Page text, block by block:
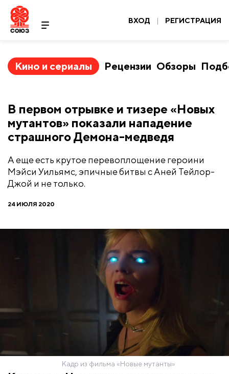
ВХОД | РЕГИСТРАЦИЯ
Кино и сериалы Рецензии Обзоры
В первом отрывке и тизере «Новых
мутантов» показали нападение
страшного Демона-медведя
А еще есть крутое перевоплощение героини
Мэйси Уильямс, эпичные битвы с Аней Тейлор-
Джой и не только.
24 ИЮЛЯ 2020
Кадр из фильма «Новые мутанты»